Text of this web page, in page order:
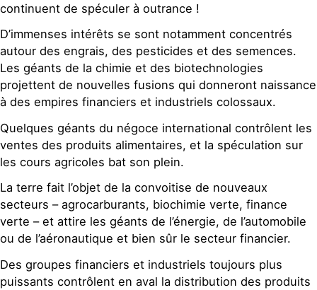
continuent de spéculer à outrance !
D’immenses intérêts se sont notamment concentrés
autour des engrais, des pesticides et des semences.
Les géants de la chimie et des biotechnologies
projettent de nouvelles fusions qui donneront naissance
à des empires financiers et industriels colossaux.
Quelques géants du négoce international contrôlent les
ventes des produits alimentaires, et la spéculation sur
les cours agricoles bat son plein.
La terre fait l’objet de la convoitise de nouveaux
secteurs – agrocarburants, biochimie verte, finance
verte – et attire les géants de l’énergie, de l’automobile
ou de l’aéronautique et bien sûr le secteur financier.
Des groupes financiers et industriels toujours plus
puissants contrôlent en aval la distribution des produits